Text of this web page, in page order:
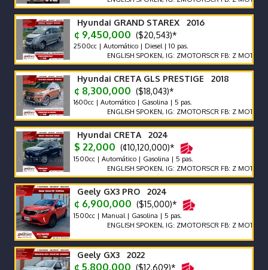
Hyundai GRAND STAREX 2016
¢ 9,450,000 ($20,543)*
2500cc | Automático | Diesel | 10 pas.
ENGLISH SPOKEN, IG: ZMOTORSCR FB: Z MOTORS.
Hyundai CRETA GLS PRESTIGE 2018
¢ 8,300,000 ($18,043)*
1600cc | Automático | Gasolina | 5 pas.
ENGLISH SPOKEN, IG: ZMOTORSCR FB: Z MOTORS.
Hyundai CRETA 2024
$ 22,000 (¢10,120,000)*
1500cc | Automático | Gasolina | 5 pas.
ENGLISH SPOKEN, IG: ZMOTORSCR FB: Z MOTORS.
Geely GX3 PRO 2024
¢ 6,900,000 ($15,000)*
1500cc | Manual | Gasolina | 5 pas.
ENGLISH SPOKEN, IG: ZMOTORSCR FB: Z MOTORS.
Geely GX3 2022
¢ 5,800,000 ($12,609)*